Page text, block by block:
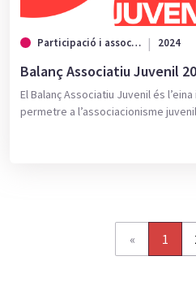
Participació i associacionisme 2024
Balanç Associatiu Juvenil
El Balanç Associatiu Juvenil és
permetre a l’associacionisme
« 1